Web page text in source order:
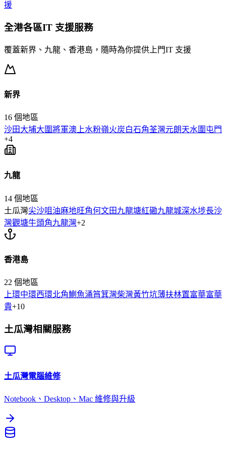
援
全港各區IT 支援服務
覆蓋新界、九龍、香港島，隨時為你提供上門IT 支援
新界
16 個地區
沙田大埔大圍將軍澳 上水粉嶺火炭白石角荃灣元朗天水圍 屯門
+4
九龍
14 個地區
土瓜灣尖沙咀 油麻地旺角何文田九龍塘紅磡九龍城深水埗長沙
灣觀塘牛頭角九龍灣+2
香港島
22 個地區
上環中環西環北角鰂魚涌筲箕灣柴灣黃竹坑薄扶林置富華富華
貴+10
土瓜灣相關服務
土瓜灣電腦維修
Notebook、Desktop、Mac 維修與升級